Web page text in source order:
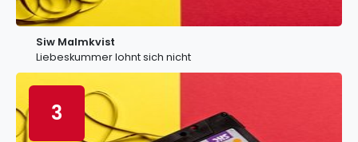
Siw Malmkvist
Liebeskummer lohnt sich nicht
3